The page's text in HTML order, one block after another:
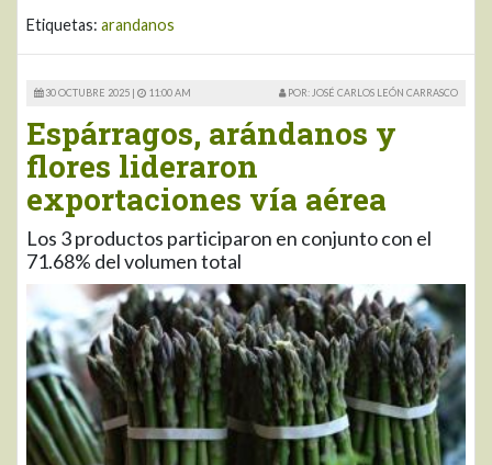
Etiquetas: arandanos
30 OCTUBRE 2025 | 11:00 AM POR: JOSÉ CARLOS LEÓN CARRASCO
Espárragos, arándanos y
flores lideraron
exportaciones vía aérea
Los 3 productos participaron en conjunto con el
71.68% del volumen total